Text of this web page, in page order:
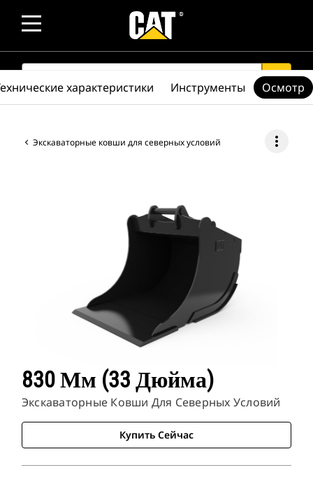
SEARCH search
Экскаваторные ковши для северных условий more_vert
830 Мм (33 Дюйма)
Экскаваторные Ковши Для Северных Условий
Купить Сейчас
характеристики Инструменты Осмотр